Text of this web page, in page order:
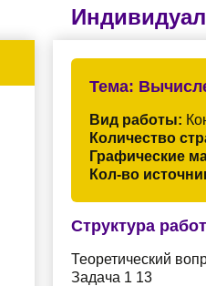
Тема:
Вид работы:
Количество
Графические
Кол-во
Структура
Теоретический
Задача 1 13